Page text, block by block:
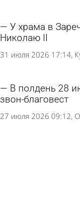
У храма в
Николаю II
31 июля 2026 17:14
В полдень 28
звон-благовест
27 июля 2026 09:12